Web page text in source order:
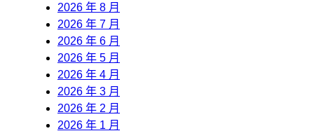
2026 年 8 月
2026 年 7 月
2026 年 6 月
2026 年 5 月
2026 年 4 月
2026 年 3 月
2026 年 2 月
2026 年 1 月